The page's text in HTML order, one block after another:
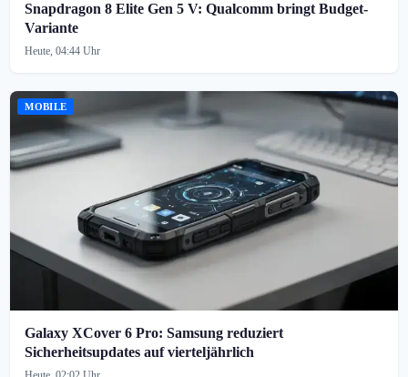
Snapdragon 8 Elite Gen 5 V: Qualcomm bringt Budget-
Variante
Heute, 04:44 Uhr
MOBILE
Galaxy XCover 6 Pro: Samsung reduziert
Sicherheitsupdates auf vierteljährlich